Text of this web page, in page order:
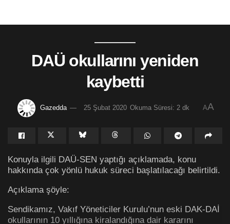
DAÜ okullarını yeniden
kaybetti
Gazedda 25 Şubat 2020 Okuma Süresi: 2 dk AA
Konuyla ilgili DAÜ-SEN yaptığı açıklamada, konu
hakkında çok yönlü hukuk süreci başlatılacağı belirtildi.
Açıklama şöyle:
Sendikamız, Vakıf Yöneticiler Kurulu’nun eski DAK-DAİ
okullarının 10 yıllığına kiralandığına dair kararını